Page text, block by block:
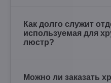
Как долго служит
используемая для
люстр?
Можно ли заказать